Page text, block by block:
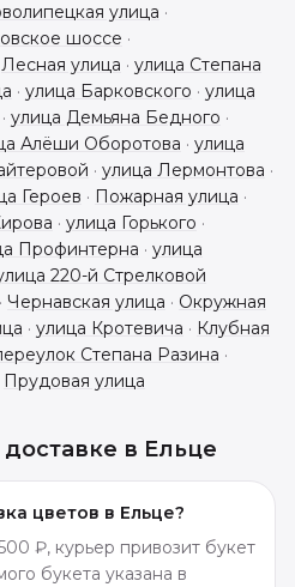
улица ·
шоссе ·
Лесная улица · улица Степана
· улица Барковского · улица
· улица Демьяна Бедного ·
Алёши Оборотова · улица
· улица Лермонтова ·
Героев · Пожарная улица ·
· улица Горького ·
Профинтерна · улица
220-й Стрелковой
· Чернавская улица · Окружная
· улица Кротевича · Клубная
Степана Разина ·
Прудовая улица
в Ельце
цветов в Ельце?
₽, курьер привозит букет
букета указана в